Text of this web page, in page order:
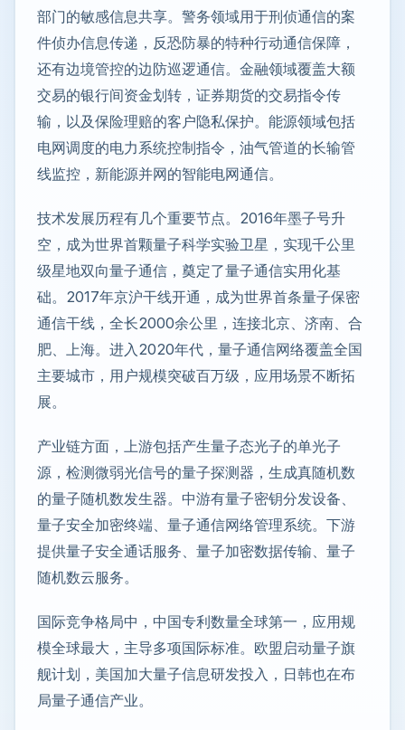
部门的敏感信息共享。警务领域用于刑侦通信的案
件侦办信息传递，反恐防暴的特种行动通信保障，
还有边境管控的边防巡逻通信。金融领域覆盖大额
交易的银行间资金划转，证券期货的交易指令传
输，以及保险理赔的客户隐私保护。能源领域包括
电网调度的电力系统控制指令，油气管道的长输管
线监控，新能源并网的智能电网通信。
技术发展历程有几个重要节点。2016年墨子号升
空，成为世界首颗量子科学实验卫星，实现千公里
级星地双向量子通信，奠定了量子通信实用化基
础。2017年京沪干线开通，成为世界首条量子保密
通信干线，全长2000余公里，连接北京、济南、合
肥、上海。进入2020年代，量子通信网络覆盖全国
主要城市，用户规模突破百万级，应用场景不断拓
展。
产业链方面，上游包括产生量子态光子的单光子
源，检测微弱光信号的量子探测器，生成真随机数
的量子随机数发生器。中游有量子密钥分发设备、
量子安全加密终端、量子通信网络管理系统。下游
提供量子安全通话服务、量子加密数据传输、量子
随机数云服务。
国际竞争格局中，中国专利数量全球第一，应用规
模全球最大，主导多项国际标准。欧盟启动量子旗
舰计划，美国加大量子信息研发投入，日韩也在布
局量子通信产业。